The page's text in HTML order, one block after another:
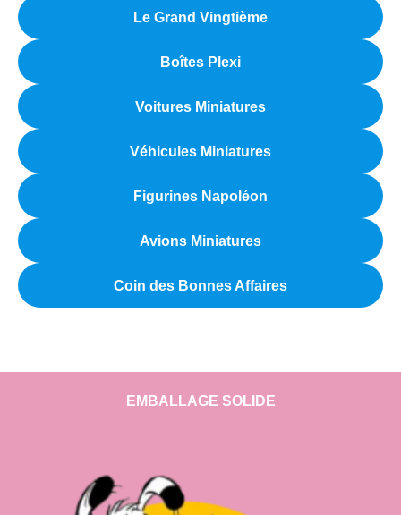
Le Grand Vingtième
Boîtes Plexi
Voitures Miniatures
Véhicules Miniatures
Figurines Napoléon
Avions Miniatures
Coin des Bonnes Affaires
EMBALLAGE SOLIDE